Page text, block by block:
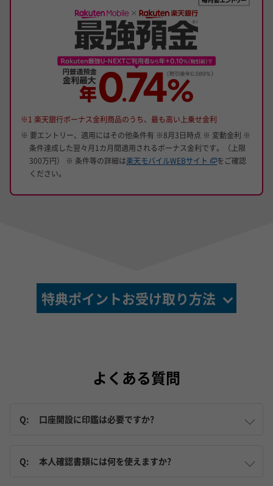
※1 楽天銀行ボーナス金利商品のうち、最も高い上乗せ金利
※ 要エントリー、適用にはその他条件有 ※8月3日時点 ※ 変動金利 ※
条件達成した翌々月1カ月間適用されるボーナス金利です。（上限
300万円） ※ 条件等の詳細は楽天モバイルWEBサイト
をご確認
ください。
特典ポイントお受け取り方法
よくある質問
Q: 口座開設に印鑑は必要ですか?
Q: 本人確認書類には何を使えますか?